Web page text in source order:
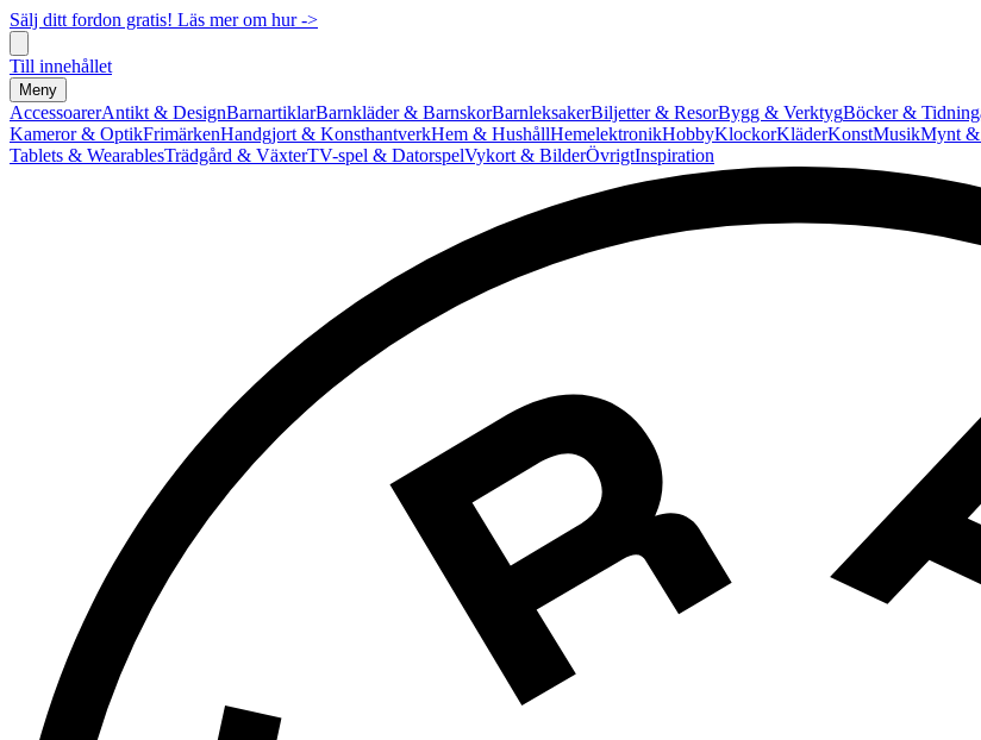
Sälj ditt fordon gratis! Läs mer om hur ->
Till innehållet
Meny
AccessoarerAntikt & DesignBarnartiklarBarnkläder & BarnskorBarnleksakerBiljetter & ResorBygg & VerktygBöcker &
Kameror & OptikFrimärkenHandgjort & KonsthantverkHem & HushållHemelektronikHobbyKlockorKläderKonstMusikMynt &
Tablets & WearablesTrädgård & VäxterTV-spel & DatorspelVykort & BilderÖvrigtInspiration